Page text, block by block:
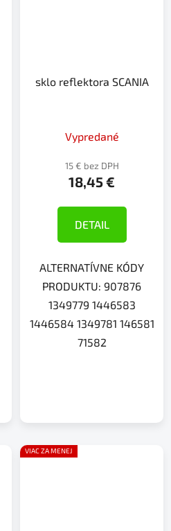
sklo reflektora SCANIA
Vypredané
15 € bez DPH
18,45 €
DETAIL
ALTERNATÍVNE KÓDY
PRODUKTU: 907876
1349779 1446583
1446584 1349781 146581
71582
VIAC ZA MENEJ